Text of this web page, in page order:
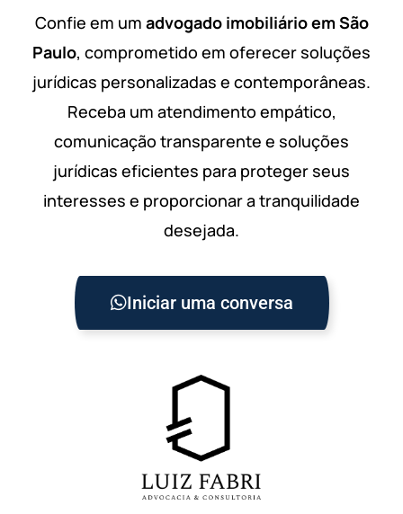
Confie em um advogado imobiliário emSão
Paulo, comprometido em oferecer soluções
jurídicas personalizadas e contemporâneas.
Receba um atendimento empático,
comunicação transparente e soluções
jurídicas eficientes para proteger seus
interesses e proporcionar a tranquilidade
desejada.
Iniciar uma conversa